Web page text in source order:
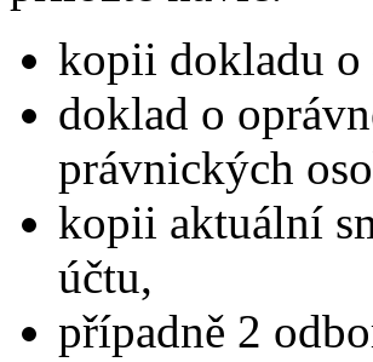
kopii dokladu
doklad o
právnických
kopii aktuální
účtu,
případně 2